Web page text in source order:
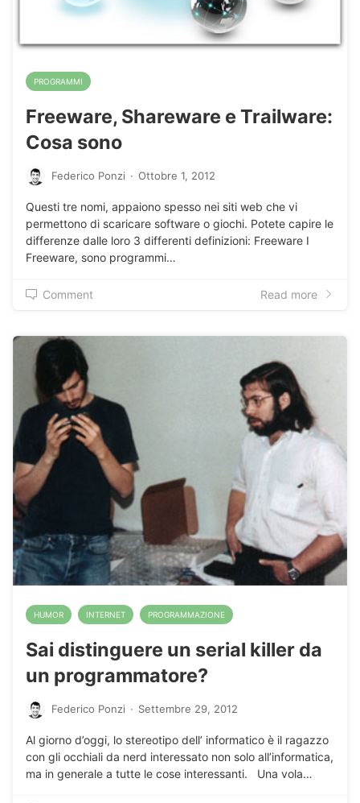
PROGRAMMI
Freeware, Shareware e Trailware:
Cosa sono
Federico Ponzi · Ottobre 1, 2012
Questi tre nomi, appaiono spesso nei siti web che vi
permettono di scaricare software o giochi. Potete capire le
differenze dalle loro 3 differenti definizioni: Freeware I
Freeware, sono programmi…
Comment Read more
HUMOR INTERNET PROGRAMMAZIONE
Sai distinguere un serial killer da
un programmatore?
Federico Ponzi · Settembre 29, 2012
Al giorno d’oggi, lo stereotipo dell’ informatico è il ragazzo
con gli occhiali da nerd interessato non solo all’informatica,
ma in generale a tutte le cose interessanti. Una vola…